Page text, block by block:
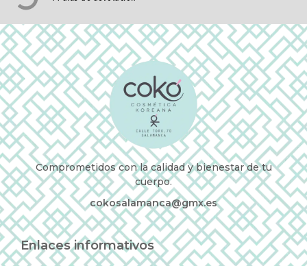
Comprometidos con la calidad y bienestar de tu
cuerpo.
cokosalamanca@gmx.es
Enlaces informativos